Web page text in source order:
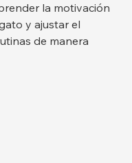
la motivación
y ajustar el
de manera